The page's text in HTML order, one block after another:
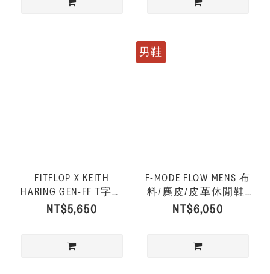
FITFLOP X KEITH
HARING GEN-FF T字後
帶涼鞋-信號紅
NT$5,650
男鞋
F-MODE FLOW MENS 布
料/麂皮/皮革休閒鞋-
宇宙星河色
NT$6,050